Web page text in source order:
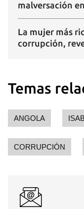
malversación
La mujer más
corrupción,
Temas
ANGOLA
CORRUPCIÓN